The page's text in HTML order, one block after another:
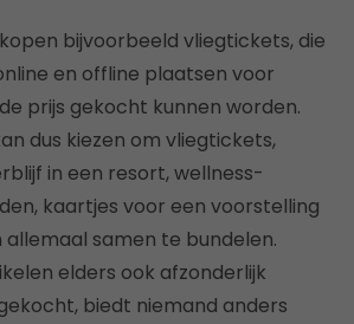
bijvoorbeeld vliegtickets, die
en offline plaatsen voor
prijs gekocht kunnen worden.
dus kiezen om vliegtickets,
in een resort, wellness-
kaartjes voor een voorstelling
allemaal samen te bundelen.
elders ook afzonderlijk
biedt niemand anders